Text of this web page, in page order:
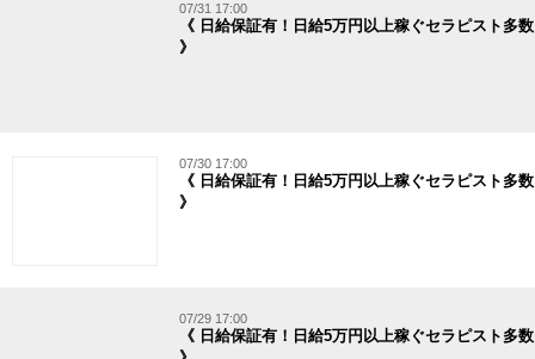
07/31 17:00
《 日給保証有！日給5万円以上稼ぐセラピスト多数
》
07/30 17:00
《 日給保証有！日給5万円以上稼ぐセラピスト多数
》
07/29 17:00
《 日給保証有！日給5万円以上稼ぐセラピスト多数